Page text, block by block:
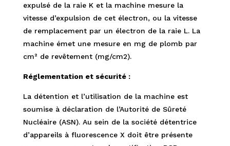
expulsé de la raie K et la machine mesure la
vitesse d’expulsion de cet électron, ou la vitesse
de remplacement par un électron de la raie L. La
machine émet une mesure en mg de plomb par
cm² de revêtement (mg/cm2).
Réglementation et sécurité :
La détention et l’utilisation de la machine est
soumise à déclaration de l’Autorité de Sûreté
Nucléaire (ASN). Au sein de la société détentrice
d’appareils à fluorescence X doit être présente